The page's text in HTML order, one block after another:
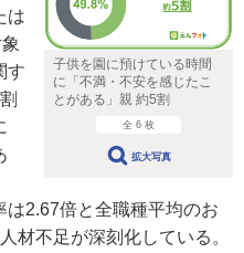
子供を園に預けている時間
に「不満・不安を感じたこ
とがある」親 約5割
全 6 枚
拡大写真
は
す
2.67倍と全職種平均のお
材不足が深刻化している。